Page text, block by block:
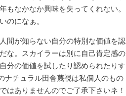
もなかなか興味を失ってくれない。
のになぁ。
間が知らない自分の特別な価値を認
な。スカイラーは別に自己肯定感の
分の価値を試したり認められたりす
ナチュラル田舎蔑視は私個人のもの
はありませんのでご了承下さいネ！